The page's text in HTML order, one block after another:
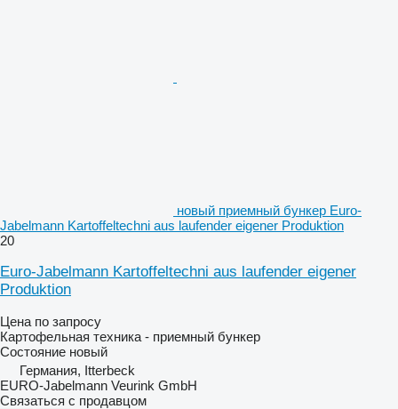
новый приемный бункер Euro-
Jabelmann Kartoffeltechni aus laufender eigener Produktion
20
Euro-Jabelmann Kartoffeltechni aus laufender eigener
Produktion
Цена по запросу
Картофельная техника - приемный бункер
Состояние новый
Германия, Itterbeck
EURO-Jabelmann Veurink GmbH
Связаться с продавцом